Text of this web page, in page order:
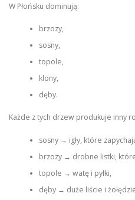
W Płońsku dominują:
brzozy,
sosny,
topole,
klony,
dęby.
Każde z tych drzew produkuje inny
sosny → igły, które
brzozy → drobne listki,
topole → watę i pyłki,
dęby → duże liście i